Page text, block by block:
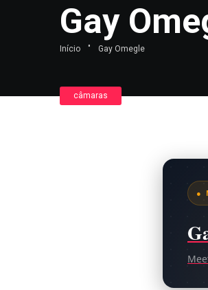
Gay
Início " Gay Omegle
câmaras
●